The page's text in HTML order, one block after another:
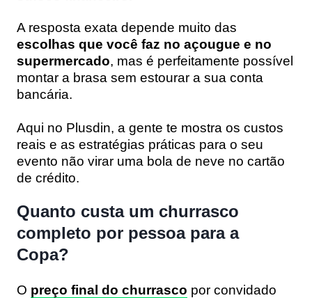
A resposta exata depende muito das
escolhas que você faz no açougue e no
supermercado, mas é perfeitamente possível
montar a brasa sem estourar a sua conta
bancária.
Aqui no Plusdin, a gente te mostra os custos
reais e as estratégias práticas para o seu
evento não virar uma bola de neve no cartão
de crédito.
Quanto custa um churrasco
completo por pessoa para a
Copa?
O preço final do churrasco por convidado